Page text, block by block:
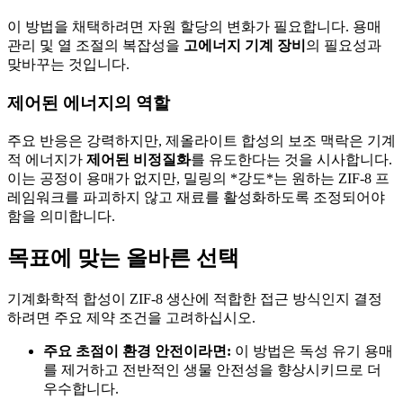
이 방법을 채택하려면 자원 할당의 변화가 필요합니다. 용매
관리 및 열 조절의 복잡성을 고에너지 기계 장비 의 필요성과
맞바꾸는 것입니다.
제어된 에너지의 역할
주요 반응은 강력하지만, 제올라이트 합성의 보조 맥락은 기계
적 에너지가 제어된 비정질화를 유도한다는 것을 시사합니다.
이는 공정이 용매가 없지만, 밀링의 *강도*는 원하는 ZIF-8 프
레임워크를 파괴하지 않고 재료를 활성화하도록 조정되어야
함을 의미합니다.
목표에 맞는 올바른 선택
기계화학적 합성이 ZIF-8 생산에 적합한 접근 방식인지 결정
하려면 주요 제약 조건을 고려하십시오.
주요 초점이 환경 안전이라면: 이 방법은 독성 유기 용매
를 제거하고 전반적인 생물 안전성을 향상시키므로 더
우수합니다.